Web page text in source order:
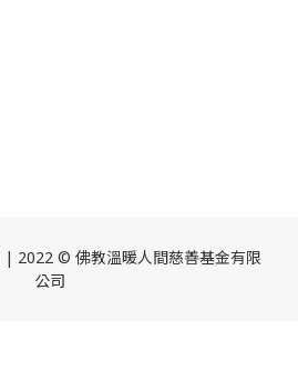
| 2022 © 佛教溫暖人間慈善基金有限
公司